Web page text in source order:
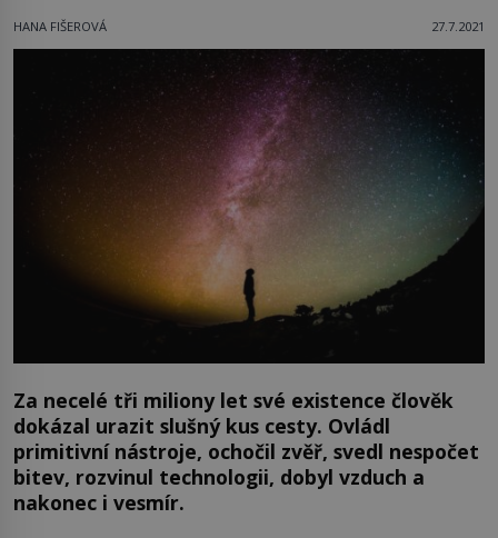
HANA FIŠEROVÁ 27.7.2021
Za necelé tři miliony let své existence člověk
dokázal urazit slušný kus cesty. Ovládl
primitivní nástroje, ochočil zvěř, svedl nespočet
bitev, rozvinul technologii, dobyl vzduch a
nakonec i vesmír.